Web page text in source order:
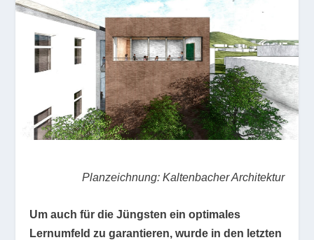
Planzeichnung: Kaltenbacher Architektur
Um auch für die Jüngsten ein optimales
Lernumfeld zu garantieren, wurde in den letzten